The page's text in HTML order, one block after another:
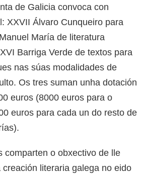
de Galicia convoca con
XXVII Álvaro Cunqueiro para
María de literatura
Barriga Verde de textos para
nas súas modalidades de
Os tres suman unha dotación
euros (8000 euros para o
euros para cada un do resto de
comparten o obxectivo de lle
literaria galega no eido